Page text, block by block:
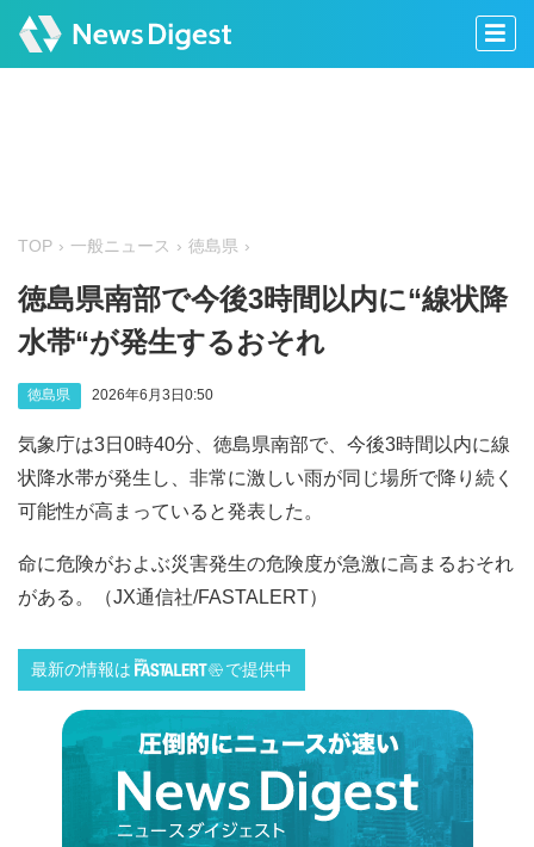
TOP 一般ニュース 徳島県
徳島県南部で今後3時間以内に“線状降
水帯“が発生するおそれ
徳島県 2026年6月3日0:50
気象庁は3日0時40分、徳島県南部で、今後3時間以内に線
状降水帯が発生し、非常に激しい雨が同じ場所で降り続く
可能性が高まっていると発表した。
命に危険がおよぶ災害発生の危険度が急激に高まるおそれ
がある。（JX通信社/FASTALERT）
最新の情報は で提供中